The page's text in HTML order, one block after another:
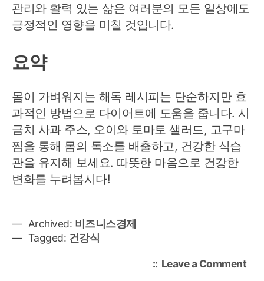
관리와 활력 있는 삶은 여러분의 모든 일상에도
긍정적인 영향을 미칠 것입니다.
요약
몸이 가벼워지는 해독 레시피는 단순하지만 효
과적인 방법으로 다이어트에 도움을 줍니다. 시
금치 사과 주스, 오이와 토마토 샐러드, 고구마
찜을 통해 몸의 독소를 배출하고, 건강한 식습
관을 유지해 보세요. 따뜻한 마음으로 건강한
변화를 누려봅시다!
Archived: 비즈니스경제
Tagged: 건강식
Leave a Commenton